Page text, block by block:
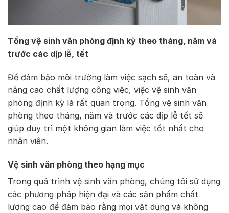
Tổng vệ sinh văn phòng định kỳ theo tháng, năm và
trước các dịp lễ, tết
Để đảm bảo môi trường làm việc sạch sẽ, an toàn và
nâng cao chất lượng công việc, việc vệ sinh văn
phòng định kỳ là rất quan trọng. Tổng vệ sinh văn
phòng theo tháng, năm và trước các dịp lễ tết sẽ
giúp duy trì một không gian làm việc tốt nhất cho
nhân viên.
Vệ sinh văn phòng theo hạng mục
Trong quá trình vệ sinh văn phòng, chúng tôi sử dụng
các phương pháp hiện đại và các sản phẩm chất
lượng cao để đảm bảo rằng mọi vật dụng và không